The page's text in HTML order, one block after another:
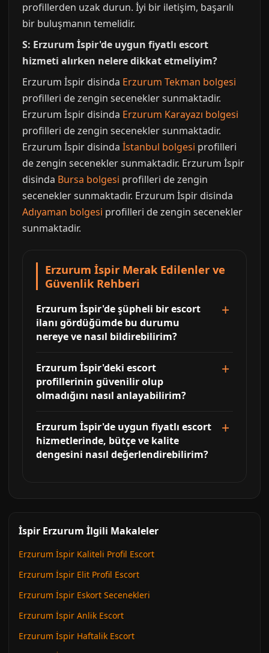
profillerden uzak durun. İyi bir iletişim, başarılı
bir buluşmanın temelidir.
S: Erzurum İspir'de uygun fiyatlı escort
hizmeti alırken nelere dikkat etmeliyim?
Erzurum İspir disinda Erzurum Tekman bolgesi
profilleri de zengin secenekler sunmaktadir.
Erzurum İspir disinda Erzurum Karayazı bolgesi
profilleri de zengin secenekler sunmaktadir.
Erzurum İspir disinda İstanbul bolgesi profilleri
de zengin secenekler sunmaktadir. Erzurum İspir
disinda Bursa bolgesi profilleri de zengin
secenekler sunmaktadir. Erzurum İspir disinda
Adıyaman bolgesi profilleri de zengin secenekler
sunmaktadir.
Erzurum İspir Merak Edilenler ve
Güvenlik Rehberi
Erzurum İspir'de şüpheli bir escort
ilanı gördüğümde bu durumu
nereye ve nasıl bildirebilirim?
Erzurum İspir'deki escort
profillerinin güvenilir olup
olmadığını nasıl anlayabilirim?
Erzurum İspir'de uygun fiyatlı escort
hizmetlerinde, bütçe ve kalite
dengesini nasıl değerlendirebilirim?
İspir Erzurum İlgili Makaleler
Erzurum İspir Kaliteli Profil Escort
Erzurum İspir Elit Profil Escort
Erzurum İspir Eskort Secenekleri
Erzurum İspir Anlik Escort
Erzurum İspir Haftalik Escort